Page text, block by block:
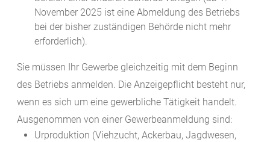
November 2025 ist eine Abmeldung des Betriebs
bei der bisher zuständigen Behörde nicht mehr
erforderlich).
Sie müssen Ihr Gewerbe gleichzeitig mit dem Beginn
des Betriebs anmelden. Die Anzeigepflicht besteht nur,
wenn es sich um eine gewerbliche Tätigkeit handelt.
Ausgenommen von einer Gewerbeanmeldung sind:
Urproduktion (Viehzucht, Ackerbau, Jagdwesen,